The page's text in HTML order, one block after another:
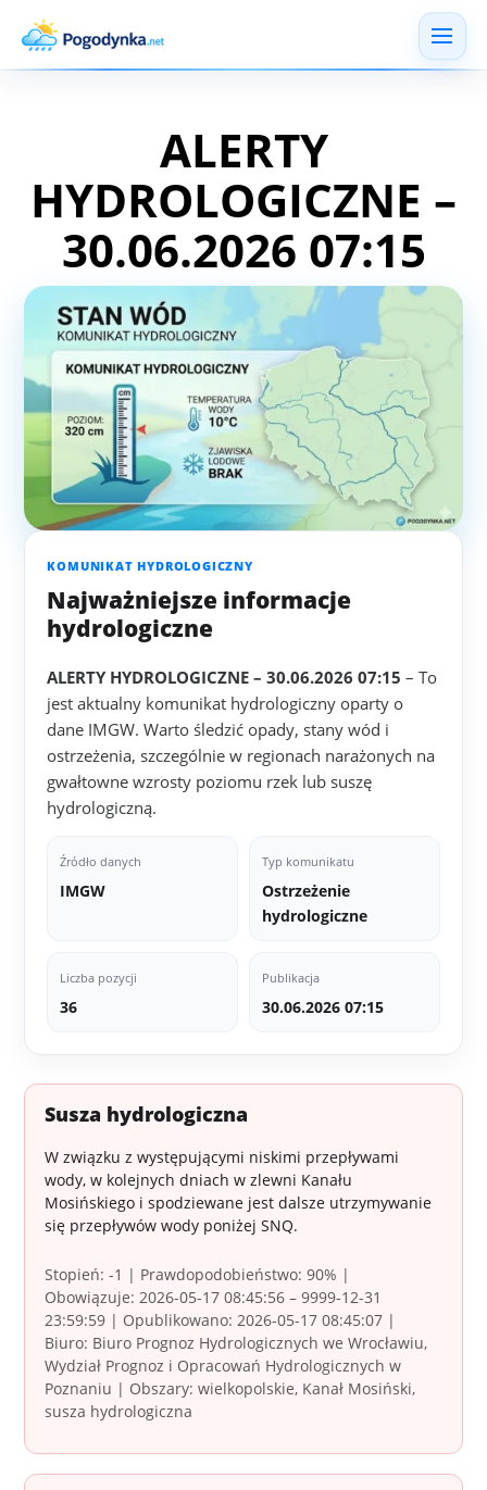
ALERTY
HYDROLOGICZNE –
30.06.2026 07:15
KOMUNIKAT HYDROLOGICZNY
Najważniejsze informacje
hydrologiczne
ALERTY HYDROLOGICZNE – 30.06.2026 07:15 – To
jest aktualny komunikat hydrologiczny oparty o
dane IMGW. Warto śledzić opady, stany wód i
ostrzeżenia, szczególnie w regionach narażonych na
gwałtowne wzrosty poziomu rzek lub suszę
hydrologiczną.
Źródło danych
IMGW
Typ komunikatu
Ostrzeżenie
hydrologiczne
Liczba pozycji
36
Publikacja
30.06.2026 07:15
Susza hydrologiczna
W związku z występującymi niskimi przepływami
wody, w kolejnych dniach w zlewni Kanału
Mosińskiego i spodziewane jest dalsze utrzymywanie
się przepływów wody poniżej SNQ.
Stopień: -1 | Prawdopodobieństwo: 90% |
Obowiązuje: 2026-05-17 08:45:56 – 9999-12-31
23:59:59 | Opublikowano: 2026-05-17 08:45:07 |
Biuro: Biuro Prognoz Hydrologicznych we Wrocławiu,
Wydział Prognoz i Opracowań Hydrologicznych w
Poznaniu | Obszary: wielkopolskie, Kanał Mosiński,
susza hydrologiczna